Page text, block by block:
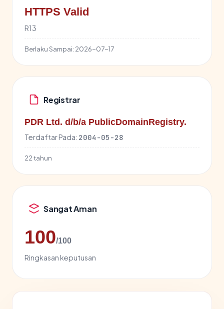
HTTPS Valid
R13
Berlaku Sampai: 2026-07-17
Registrar
PDR Ltd. d/b/a PublicDomainRegistry.
Terdaftar Pada: 2004-05-28
22 tahun
Sangat Aman
100/100
Ringkasan keputusan